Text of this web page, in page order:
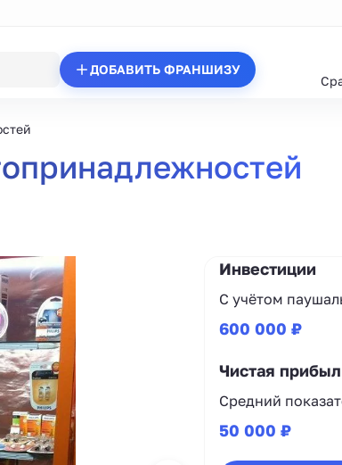
ДОБАВИТЬ ФРАНШИЗУ
Инвестиции
С учётом
600 000 ₽
Чистая
Средний
50 000 ₽